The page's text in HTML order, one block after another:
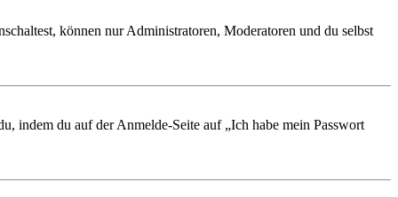
können nur Administratoren, Moderatoren und du selbst
indem du auf der Anmelde-Seite auf „Ich habe mein Passwort